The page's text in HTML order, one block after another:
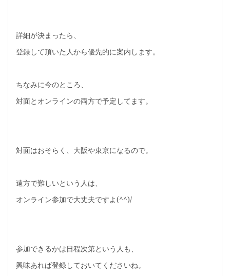
詳細が決まったら、
登録して頂いた人から優先的に案内します。
ちなみに今のところ、
対面とオンラインの両方で予定してます。
対面はおそらく、大阪や東京になるので。
遠方で難しいという人は、
オンライン参加で大丈夫ですよ(^^)/
参加できるかは日程次第という人も、
興味あれば登録しておいてくださいね。